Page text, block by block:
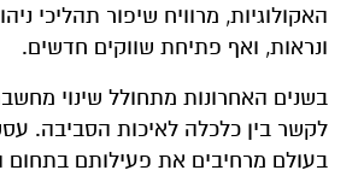
האקולוגיות, מרוויח שיפור תהליכי
ונראות, ואף פתיחת שווקים חדשים.
בשנים האחרונות מתחולל שינוי
לקשר בין כלכלה לאיכות הסביבה.
בעולם מרחיבים את פעילותם בתחום